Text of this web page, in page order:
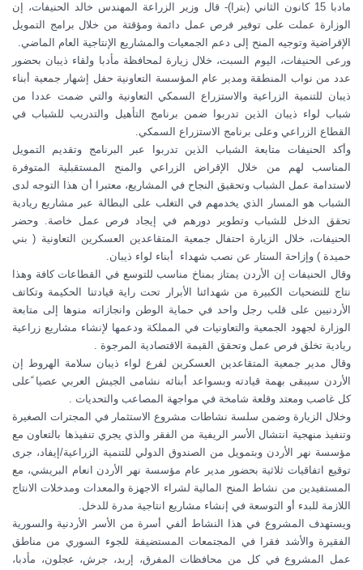
مادبا 15 كانون الثاني (بترا)- قال وزير الزراعة المهندس خالد الحنيفات، إن
الوزارة عملت على توفير فرص عمل دائمة ومؤقتة من خلال برامج التمويل
الإقراضية وتوجيه المنح إلى دعم الجمعيات والمشاريع الإنتاجية العام الماضي.
ورعى الحنيفات، اليوم السبت، خلال زيارة لمحافظة مأدبا ولقاء ذيبان بحضور
عدد من نواب المنطقة ومدير عام المؤسسة التعاونية حفل إشهار جمعية أبناء
ذيبان للتنمية الزراعية والاستزراع السمكي التعاونية والتي ضمت عددا من
شباب لواء ذيبان الذين تدربوا ضمن برنامج التأهيل والتدريب للشباب في
القطاع الزراعي وعلى برنامج الاستزراع السمكي.
وأكد الحنيفات متابعة الشباب الذين تدربوا عبر البرنامج وتقديم التمويل
المناسب لهم من خلال الإقراض الزراعي والمنح المستقبلية المتوفرة
لاستدامة عمل الشباب وتحقيق النجاح في المشاريع، معتبرا أن هذا التوجه لدى
الشباب هو المسار الذي يخدمهم في التغلب على البطالة عبر مشاريع ريادية
تحقق الدخل للشباب وتطوير دورهم في إيجاد فرص عمل خاصة. وحضر
الحنيفات، خلال الزيارة احتفال جمعية المتقاعدين العسكرين التعاونية ( بني
حميدة ) وإزاحة الستار عن نصب شهداء أبناء لواء ذيبان.
وقال الحنيفات إن الأردن يمتاز بمناخ مناسب للتوسع في القطاعات كافة وهذا
نتاج للتضحيات الكبيرة من شهدائنا الأبرار تحت راية قيادتنا الحكيمة وتكاتف
الأردنيين على قلب رجل واحد في حماية الوطن وانجازاته منوها إلى متابعة
الوزارة لجهود الجمعية والتعاونيات في المملكة ودعمها لإنشاء مشاريع زراعية
ريادية تخلق فرص عمل وتحقق القيمة الاقتصادية المرجوة .
وقال مدير جمعية المتقاعدين العسكرين لفرع لواء ذيبان سلامة الهروط إن
الأردن سيبقى بهمة قيادته وبسواعد أبنائه نشامى الجيش العربي عصيا ًعلى
كل غاصب ومعتد وقلعة شامخة في مواجهة المصاعب والتحديات .
وخلال الزيارة وضمن سلسة نشاطات مشروع الاستثمار في المجترات الصغيرة
وتنفيذ منهجية انتشال الأسر الريفية من الفقر والذي يجري تنفيذها بالتعاون مع
مؤسسة نهر الأردن وبتمويل من الصندوق الدولي للتنمية الزراعية/إيفاد، جرى
توقيع اتفاقيات ثلاثية بحضور مدير عام مؤسسة نهر الأردن انعام البريشي، مع
المستفيدين من نشاط المنح المالية لشراء الاجهزة والمعدات ومدخلات الانتاج
اللازمة للبدء أو التوسعة في إنشاء مشاريع انتاجية مدرة للدخل.
ويستهدف المشروع في هذا النشاط ألفي أسرة من الأسر الأردنية والسورية
الفقيرة والأشد فقرا في المجتمعات المستضيفة للجوء السوري من مناطق
عمل المشروع في كل من محافظات المفرق، إربد، جرش، عجلون، مأدبا،